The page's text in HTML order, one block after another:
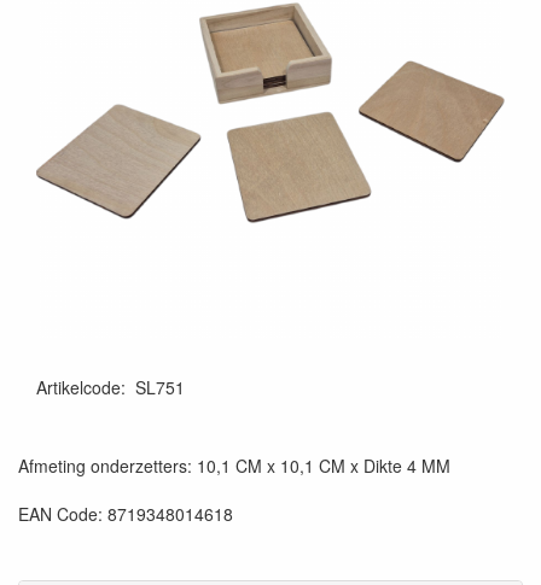
Artikelcode: SL751
Afmeting onderzetters: 10,1 CM x 10,1 CM x Dikte 4 MM
EAN Code: 8719348014618